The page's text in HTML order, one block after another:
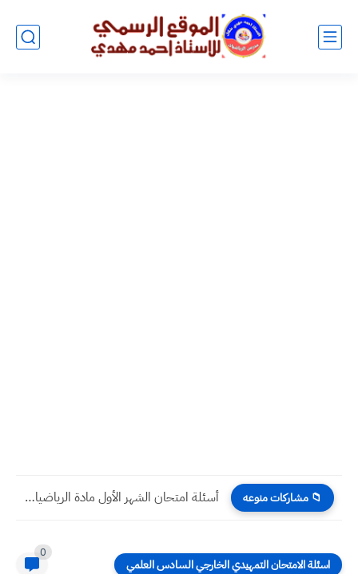
📁 مشاركات منوعه أسئلة امتحان الشهر الأول مادة الرياضيات صف السادس العلمي
اسئلة الامتحان التمهيدي الخارجي السادس العلمي
0